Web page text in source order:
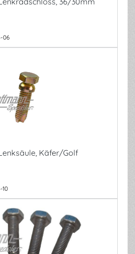
06
Käfer/Golf
10